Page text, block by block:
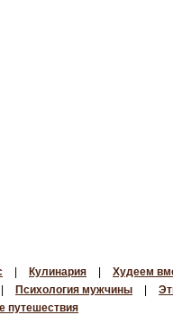
Кулинария Худеем
Психология мужчины
путешествия